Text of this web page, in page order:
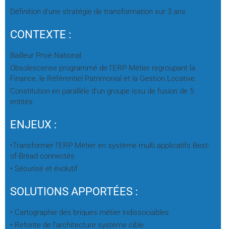
Définition d’une stratégie de transformation sur 3 ans
CONTEXTE :
Bailleur Privé National
Obsolescense programmé de l’ERP Métier regroupant la
Finance, le Référentiel Patrimonial et la Gestion Locative.
Constitution en parallèle d’un groupe issu de fusion de 5
entités
ENJEUX :
•Transformer l’ERP Métier en système multi applicatifs Best-
of-Bread connectés
• Sécurisé et évolutif
SOLUTIONS APPORTÉES :
• Cartographie des briques métier indissociables
• Refonte de l’architecture système cible